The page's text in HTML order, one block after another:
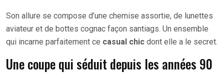
Son allure se compose d’une chemise assortie, de lunettes
aviateur et de bottes cognac façon santiags. Un ensemble
qui incarne parfaitement ce casual chic dont elle a le secret.
Une coupe qui séduit depuis les années 90